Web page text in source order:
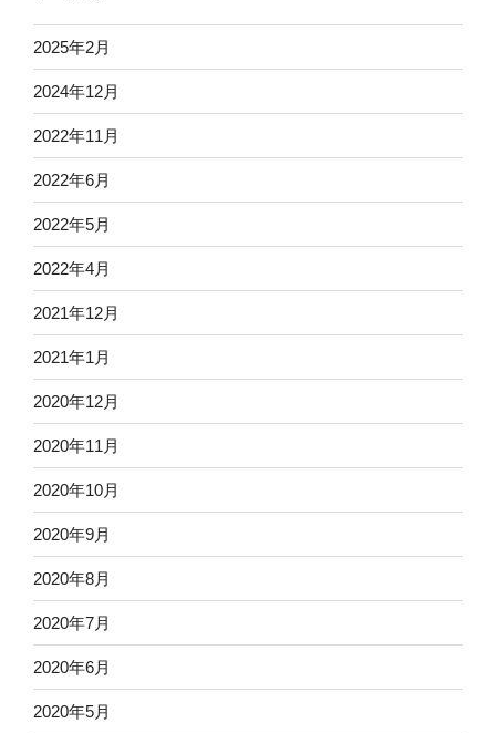
2025年2月
2024年12月
2022年11月
2022年6月
2022年5月
2022年4月
2021年12月
2021年1月
2020年12月
2020年11月
2020年10月
2020年9月
2020年8月
2020年7月
2020年6月
2020年5月